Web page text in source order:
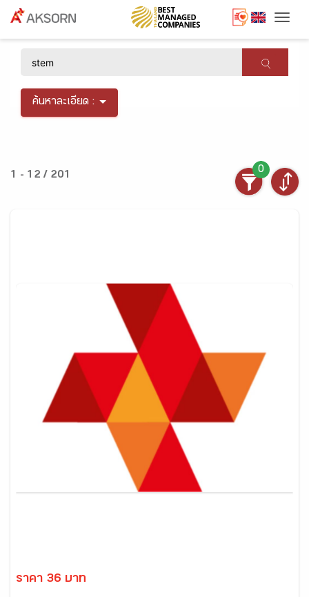
ค้นหาละเอียด :
1 - 12 / 201
0
ราคา 36 บาท